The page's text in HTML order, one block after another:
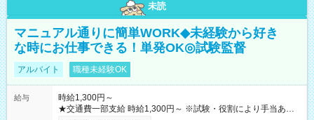
未読
マニュアル通りに簡単WORK◆未経験から好き
な時にお仕事できる！単発OK◎試験監督
アルバイト 職種未経験OK
給与
時給1,300円～
★交通費一部支給 時給1,300円～ ※試験・役割により手当あり